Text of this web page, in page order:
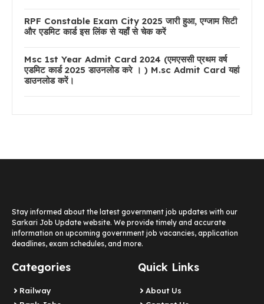
RPF Constable Exam City 2025 जारी हुआ, एग्जाम सिटी
और एडमिट कार्ड इस लिंक से यहाँ से चेक करें
Msc 1st Year Admit Card 2024 (एमएससी प्रथम वर्ष
एडमिट कार्ड 2025 डाउनलोड करे । ) M.sc Admit Card यहां
डाउनलोड करें।
Stay informed about the latest government job updates with our
Sarkari Job Update website. We provide timely and accurate
information on upcoming government job vacancies, application
deadlines, exam schedules, and more.
Categories
Railway
Quick Links
About Us